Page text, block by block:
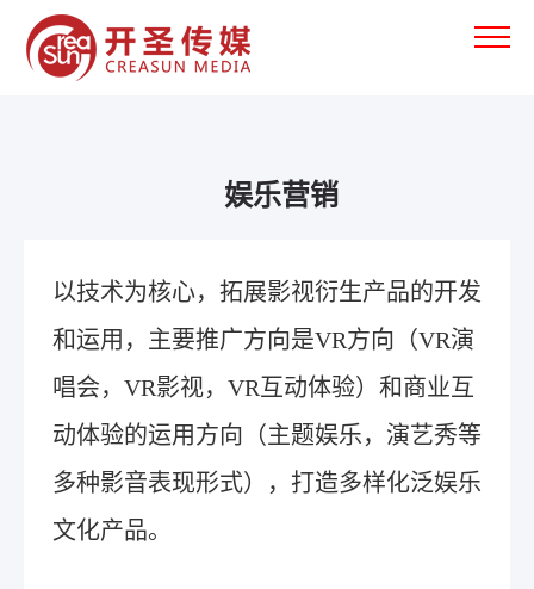
娱乐营销
以技术为核心，拓展影视衍生产品的开发
和运用，主要推广方向是VR方向（VR演
唱会，VR影视，VR互动体验）和商业互
动体验的运用方向（主题娱乐，演艺秀等
多种影音表现形式），打造多样化泛娱乐
文化产品。